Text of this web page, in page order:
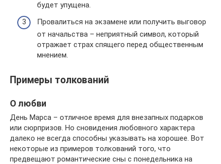
будет упущена.
Провалиться на экзамене или получить выговор
от начальства – неприятный символ, который
отражает страх спящего перед общественным
мнением.
Примеры толкований
О любви
День Марса – отличное время для внезапных подарков
или сюрпризов. Но сновидения любовного характера
далеко не всегда способны указывать на хорошее. Вот
некоторые из примеров толкований того, что
предвещают романтические сны с понедельника на